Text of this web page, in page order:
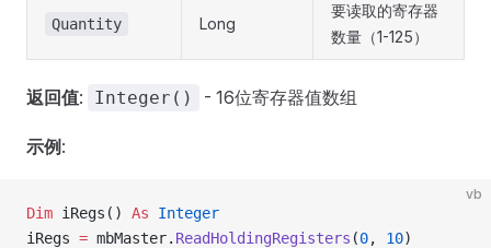
Quantity Long
要读取的寄存器
数量（1-125）
返回值: Integer() - 16位寄存器值数组
示例 :
vb
Dim iRegs() As Integer
iRegs = mbMaster. ReadHoldingRegisters (0, 10)